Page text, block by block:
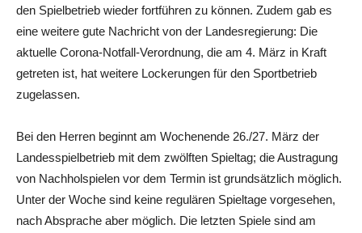
den Spielbetrieb wieder fortführen zu können. Zudem gab es
eine weitere gute Nachricht von der Landesregierung: Die
aktuelle Corona-Notfall-Verordnung, die am 4. März in Kraft
getreten ist, hat weitere Lockerungen für den Sportbetrieb
zugelassen.
Bei den Herren beginnt am Wochenende 26./27. März der
Landesspielbetrieb mit dem zwölften Spieltag; die Austragung
von Nachholspielen vor dem Termin ist grundsätzlich möglich.
Unter der Woche sind keine regulären Spieltage vorgesehen,
nach Absprache aber möglich. Die letzten Spiele sind am